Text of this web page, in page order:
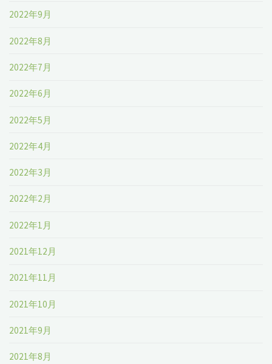
2022年9月
2022年8月
2022年7月
2022年6月
2022年5月
2022年4月
2022年3月
2022年2月
2022年1月
2021年12月
2021年11月
2021年10月
2021年9月
2021年8月